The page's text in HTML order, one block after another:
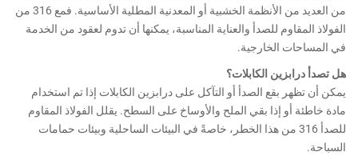
من العديد من الأنظمة الخشبية أو المعدنية المطلية الأساسية. فمع 316 من
الفولاذ المقاوم للصدأ والعناية المناسبة، يمكنها أن تدوم لعقود من الخدمة
في المساحات الخارجية.
هل تصدأ درابزين الكابلات؟
يمكن أن تظهر بقع الصدأ أو التآكل على درابزين الكابلات إذا تم استخدام
مادة خاطئة أو إذا بقي الملح والأوساخ على السطح. يقلل الفولاذ المقاوم
للصدأ 316 من هذا الخطر، خاصةً في البيئات الساحلية وبيئات حمامات
السباحة.